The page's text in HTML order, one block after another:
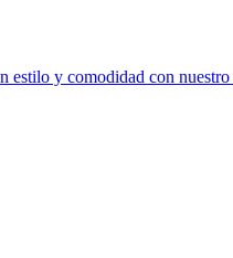
y comodidad con